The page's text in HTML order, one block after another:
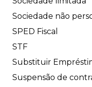
Sociedade não
SPED Fiscal
STF
Substituir
Suspensão de